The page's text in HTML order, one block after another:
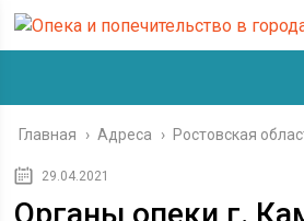
Главная › Адреса › Ростовская
29.04.2021